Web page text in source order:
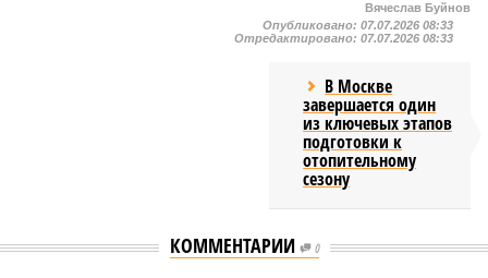
Вячеслав Буйнов
Опубликовано: 07.07.2026 08:33
Отредактировано: 07.07.2026 08:33
В Москве
завершается один
из ключевых этапов
подготовки к
отопительному
сезону
КОММЕНТАРИИ 0